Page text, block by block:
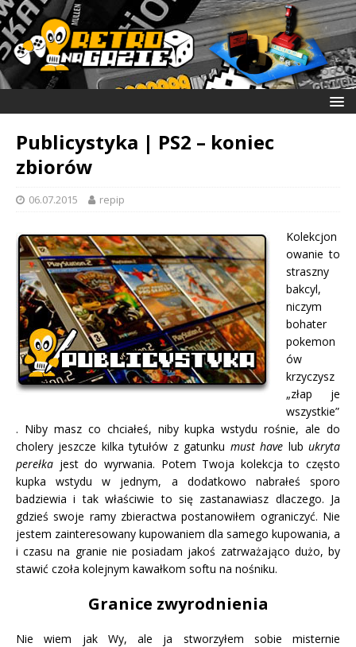
Publicystyka | PS2 – koniec
zbiorów
06.07.2015 repip
Kolekcjon
owanie to
straszny
bakcyl,
niczym
bohater
pokemon
ów
krzyczysz
„złap je
wszystkie”
. Niby masz co chciałeś, niby kupka wstydu rośnie, ale do
cholery jeszcze kilka tytułów z gatunku must have lubukryta
perełka jest do wyrwania. Potem Twoja kolekcja to często
kupka wstydu w jednym, a dodatkowo nabrałeś sporo
badziewia i tak właściwie to się zastanawiasz dlaczego. Ja
gdzieś swoje ramy zbieractwa postanowiłem ograniczyć. Nie
jestem zainteresowany kupowaniem dla samego kupowania, a
i czasu na granie nie posiadam jakoś zatrważająco dużo, by
stawić czoła kolejnym kawałkom softu na nośniku.
Granice zwyrodnienia
Nie wiem jak Wy, ale ja stworzyłem sobie misternie